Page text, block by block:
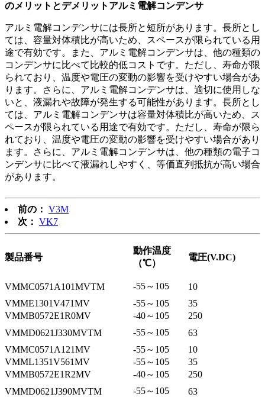
のメリットとデメリット アルミ電解コンデンサ
アルミ電解コンデンサには長所と短所があります。長所とし
ては、容量対体積比が高いため、スペースが限られている用
途で有効です。また、アルミ電解コンデンサは、他の種類の
コンデンサに比べて比較的低コストです。ただし、寿命が限
られており、温度や電圧の変動の影響を受けやすい場合があ
ります。さらに、アルミ電解コンデンサは、適切に使用しな
いと、液漏れや故障が発生する可能性があります。長所とし
ては、アルミ電解コンデンサは容量対体積比が高いため、ス
ペースが限られている用途で有効です。ただし、寿命が限ら
れており、温度や電圧の変動の影響を受けやすい場合があり
ます。さらに、アルミ電解コンデンサは、他の種類の電子コ
ンデンサに比べて液漏れしやすく、等価直列抵抗が高い場合
があります。
前の： V3M
次： VK7
製品番号
動作温度
（℃）
電圧(V.DC)
VMMC0571A101MVTM -55～105
10
VMME1301V471MV
-55～105
35
VMMB0572E1R0MV
-40～105
250
VMMD0621J330MVTM
-55～105
63
VMMC0571A121MV
-55～105
10
VMML1351V561MV
-55～105
35
VMMB0572E1R2MV
-40～105
250
VMMD0621J390MVTM
-55～105 63